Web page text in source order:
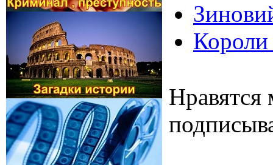
Короли